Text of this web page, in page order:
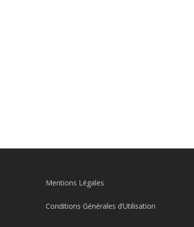
Mentions Légales
Conditions Générales d’Utilisation